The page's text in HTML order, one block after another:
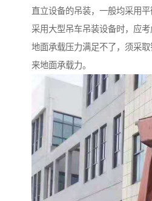
直立设备的吊装，一般均采用平
采用大型吊车吊装设备时，应
地面承载压力满足不了，须采
来地面承载力。